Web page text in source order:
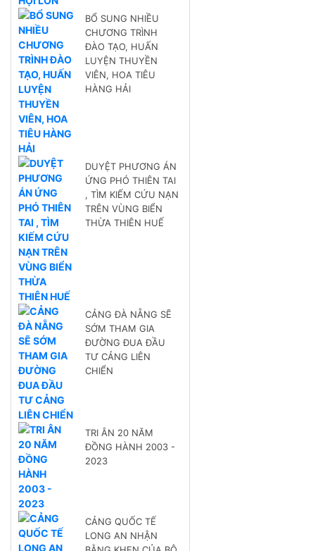
BỔ SUNG NHIỀU
CHƯƠNG TRÌNH
ĐÀO TẠO, HUẤN
LUYỆN THUYỀN
VIÊN, HOA TIÊU
HÀNG HẢI
DUYỆT PHƯƠNG ÁN
ỨNG PHÓ THIÊN TAI
, TÌM KIẾM CỨU NẠN
TRÊN VÙNG BIỂN
THỪA THIÊN HUẾ
CẢNG ĐÀ NẴNG SẼ
SỚM THAM GIA
ĐƯỜNG ĐUA ĐẦU
TƯ CẢNG LIÊN
CHIỂN
TRI ÂN 20 NĂM
ĐỒNG HÀNH 2003 -
2023
CẢNG QUỐC TẾ
LONG AN NHẬN